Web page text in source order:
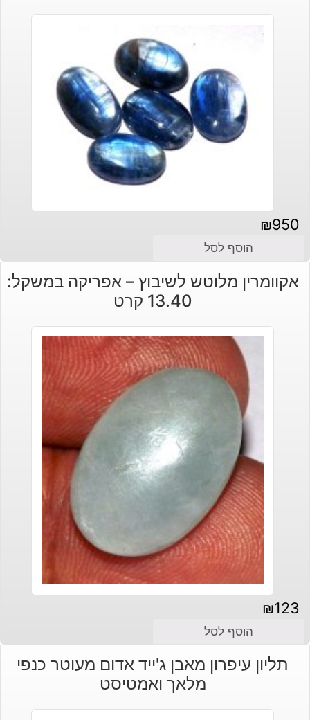
₪950
הוסף לסל
אקוומרין מלוטש לשיבוץ – אפריקה במשקל:
13.40 קרט
₪123
הוסף לסל
תליון עיפרון מאבן ג'ייד אדום מעוטר כנפי
מלאך ואמטיסט